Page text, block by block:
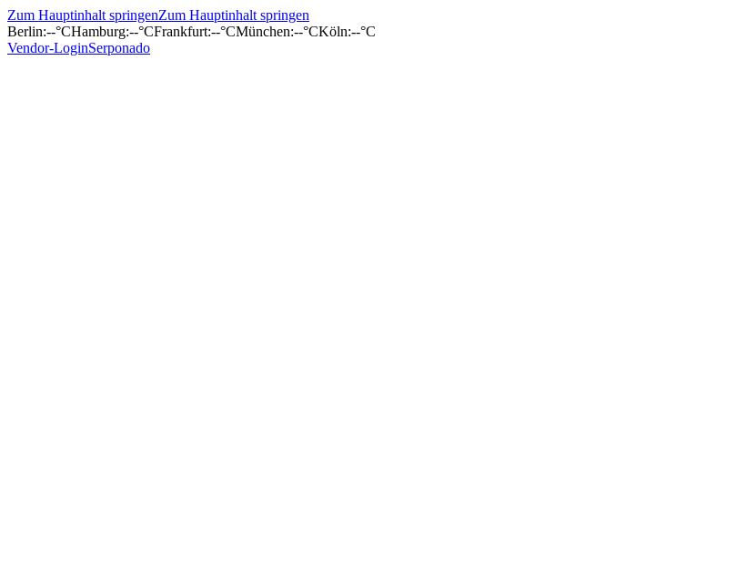
Zum Hauptinhalt springenZum Hauptinhalt springen
Berlin:--°CHamburg:--°CFrankfurt:--°CMünchen:--°CKöln:--°C
Vendor-LoginSerponado